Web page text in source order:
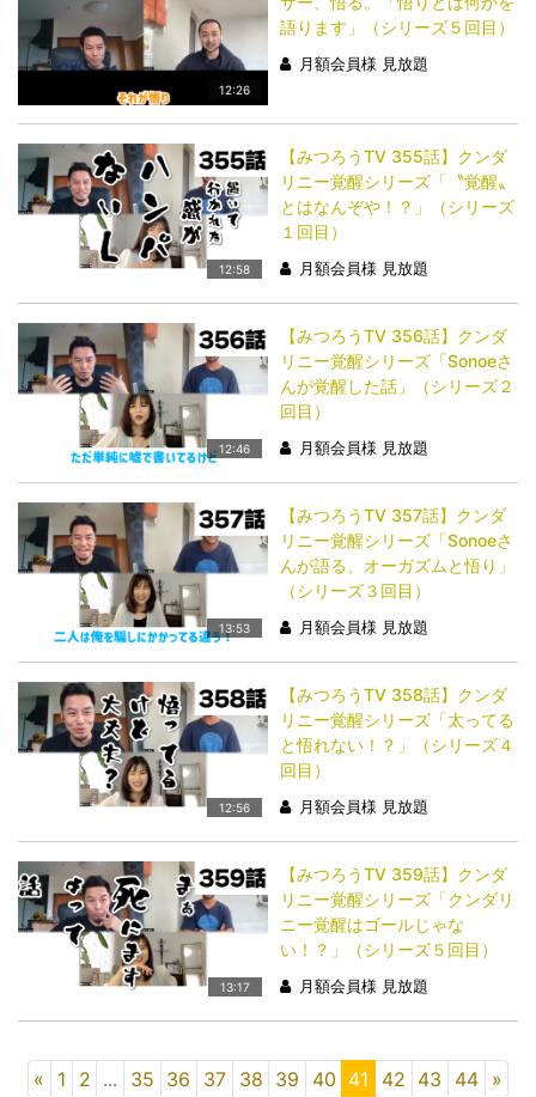
12:26
語ります」（シリーズ５回目）
月額会員様 見放題
12:58
【みつろうTV 355話】クンダ
リニー覚醒シリーズ「〝覚醒〟
とはなんぞや！？」（シリーズ
１回目）
月額会員様 見放題
12:46
【みつろうTV 356話】クンダ
リニー覚醒シリーズ「Sonoeさ
んが覚醒した話」（シリーズ２
回目）
月額会員様 見放題
13:53
【みつろうTV 357話】クンダ
リニー覚醒シリーズ「Sonoeさ
んが語る、オーガズムと悟り」
（シリーズ３回目）
月額会員様 見放題
12:56
【みつろうTV 358話】クンダ
リニー覚醒シリーズ「太ってる
と悟れない！？」（シリーズ４
回目）
月額会員様 見放題
13:17
【みつろうTV 359話】クンダ
リニー覚醒シリーズ「クンダリ
ニー覚醒はゴールじゃな
い！？」（シリーズ５回目）
月額会員様 見放題
« 1 2 ... 35 36 37 38 39 40 41 42 43 44 »